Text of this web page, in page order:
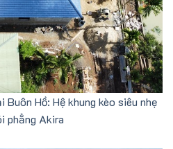
Buôn Hồ: Hệ khung kèo siêu nhẹ
phẳng Akira